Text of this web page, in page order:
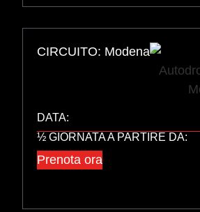
CIRCUITO: Modena
DATA:
½ GIORNATA A PARTIRE DA:
Prenota ora